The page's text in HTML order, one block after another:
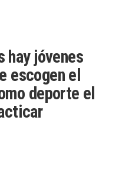
hay jóvenes
escogen el
deporte el